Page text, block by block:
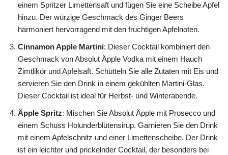
einem Spritzer Limettensaft und fügen Sie eine Scheibe Apfel
hinzu. Der würzige Geschmack des Ginger Beers
harmoniert hervorragend mit den fruchtigen Apfelnoten.
Cinnamon Apple Martini: Dieser Cocktail kombiniert den
Geschmack von Absolut Äpple Vodka mit einem Hauch
Zimtlikör und Apfelsaft. Schütteln Sie alle Zutaten mit Eis und
servieren Sie den Drink in einem gekühlten Martini-Glas.
Dieser Cocktail ist ideal für Herbst- und Winterabende.
Äpple Spritz: Mischen Sie Absolut Äpple mit Prosecco und
einem Schuss Holunderblütensirup. Garnieren Sie den Drink
mit einem Apfelschnitz und einer Limettenscheibe. Der Drink
ist ein leichter und prickelnder Cocktail, der besonders bei